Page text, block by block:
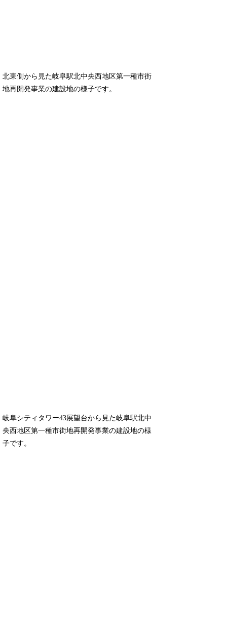
北東側から見た岐阜駅北中央西地区第一種市街
地再開発事業の建設地の様子です。
岐阜シティタワー43展望台から見た岐阜駅北中
央西地区第一種市街地再開発事業の建設地の様
子です。